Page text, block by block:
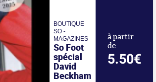
BOUTIQUE
SO -
MAGAZINES
So Foot
spécial
David
Beckham
à partir
de
5.50€